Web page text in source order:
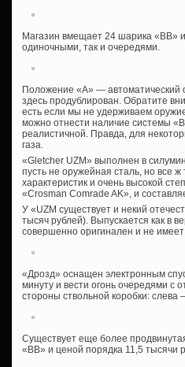
Магазин вмещает 24 шарика «ВВ» и
одиночными, так и очередями.
Положение «А» — автоматический
здесь продублирован. Обратите
есть если мы не удерживаем
можно отнести наличие системы
реалистичной. Правда, для
газа.
«Gletcher UZM» выполнен в
пусть не оружейная сталь, но все
характеристик и очень высокой
«Crosman Comrade AK», и
У «UZM существует и некий
тысяч рублей). Выпускается как в
совершенно оригинален и не имеет
«Дрозд» оснащен электронным
минуту и вести огонь очередями с
стороны ствольной коробки:
Существует еще более
«ВВ» и ценой порядка 11,5 тысячи